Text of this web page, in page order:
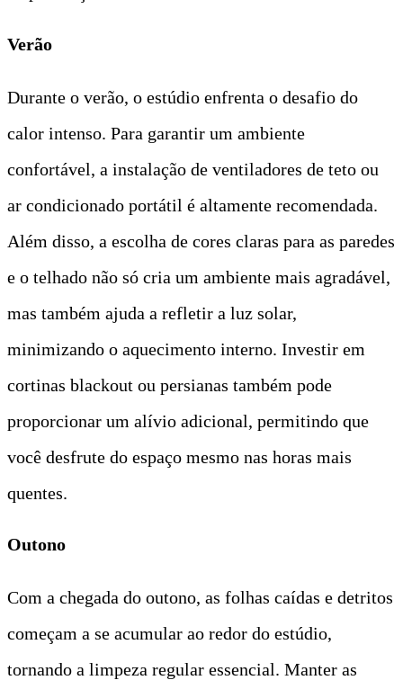
Verão
Durante o verão, o estúdio enfrenta o desafio do
calor intenso. Para garantir um ambiente
confortável, a instalação de ventiladores de teto ou
ar condicionado portátil é altamente recomendada.
Além disso, a escolha de cores claras para as paredes
e o telhado não só cria um ambiente mais agradável,
mas também ajuda a refletir a luz solar,
minimizando o aquecimento interno. Investir em
cortinas blackout ou persianas também pode
proporcionar um alívio adicional, permitindo que
você desfrute do espaço mesmo nas horas mais
quentes.
Outono
Com a chegada do outono, as folhas caídas e detritos
começam a se acumular ao redor do estúdio,
tornando a limpeza regular essencial. Manter as